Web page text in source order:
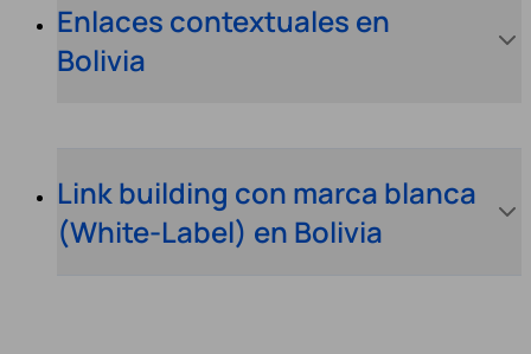
Enlaces contextuales en
Bolivia
Link building con marca blanca
(White-Label) en Bolivia